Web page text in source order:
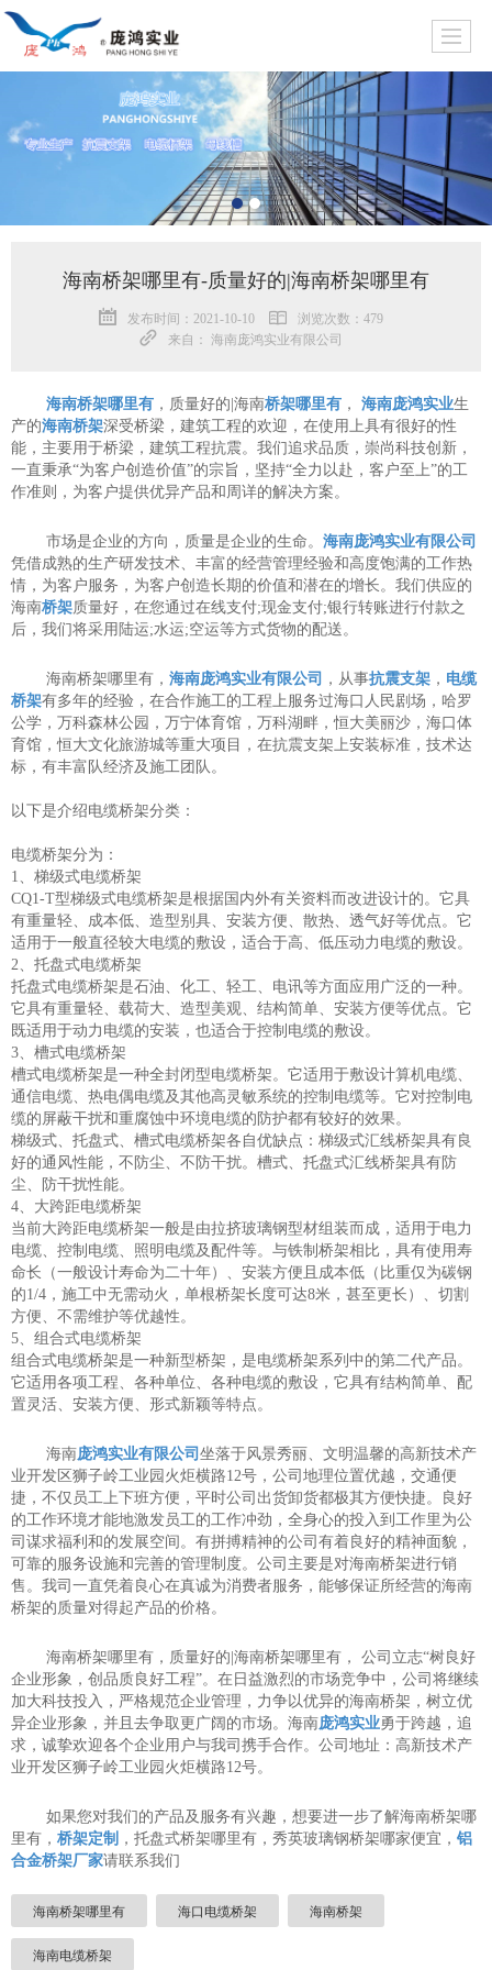
海南桥架哪里有-质量好的|海南桥架哪里有
发布时间：2021-10-10
浏览次数：479
来自： 海南庞鸿实业有限公司
海南桥架哪里有 ，质量好的|海南桥架哪里有 ， 海南庞鸿实业生
产的海南桥架深受桥梁，建筑工程的欢迎，在使用上具有很好的性
能，主要用于桥梁，建筑工程抗震。我们追求品质，崇尚科技创新，
一直秉承“为客户创造价值”的宗旨，坚持“全力以赴，客户至上”的工
作准则，为客户提供优异产品和周详的解决方案。
市场是企业的方向，质量是企业的生命。 海南庞鸿实业有限公司
凭借成熟的生产研发技术、丰富的经营管理经验和高度饱满的工作热
情，为客户服务，为客户创造长期的价值和潜在的增长。我们供应的
海南桥架质量好，在您通过在线支付;现金支付;银行转账进行付款之
后，我们将采用陆运;水运;空运等方式货物的配送。
海南桥架哪里有， 海南庞鸿实业有限公司 ，从事抗震支架 ， 电缆
桥架有多年的经验，在合作施工的工程上服务过海口人民剧场，哈罗
公学，万科森林公园，万宁体育馆，万科湖畔，恒大美丽沙，海口体
育馆，恒大文化旅游城等重大项目，在抗震支架上安装标准，技术达
标，有丰富队经济及施工团队。
以下是介绍电缆桥架分类：
电缆桥架分为：
1、梯级式电缆桥架
CQ1-T型梯级式电缆桥架是根据国内外有关资料而改进设计的。它具
有重量轻、成本低、造型别具、安装方便、散热、透气好等优点。它
适用于一般直径较大电缆的敷设，适合于高、低压动力电缆的敷设。
2、托盘式电缆桥架
托盘式电缆桥架是石油、化工、轻工、电讯等方面应用广泛的一种。
它具有重量轻、载荷大、造型美观、结构简单、安装方便等优点。它
既适用于动力电缆的安装，也适合于控制电缆的敷设。
3、槽式电缆桥架
槽式电缆桥架是一种全封闭型电缆桥架。它适用于敷设计算机电缆、
通信电缆、热电偶电缆及其他高灵敏系统的控制电缆等。它对控制电
缆的屏蔽干扰和重腐蚀中环境电缆的防护都有较好的效果。
梯级式、托盘式、槽式电缆桥架各自优缺点：梯级式汇线桥架具有良
好的通风性能，不防尘、不防干扰。槽式、托盘式汇线桥架具有防
尘、防干扰性能。
4、大跨距电缆桥架
当前大跨距电缆桥架一般是由拉挤玻璃钢型材组装而成，适用于电力
电缆、控制电缆、照明电缆及配件等。与铁制桥架相比，具有使用寿
命长（一般设计寿命为二十年）、安装方便且成本低（比重仅为碳钢
的1/4，施工中无需动火，单根桥架长度可达8米，甚至更长）、切割
方便、不需维护等优越性。
5、组合式电缆桥架
组合式电缆桥架是一种新型桥架，是电缆桥架系列中的第二代产品。
它适用各项工程、各种单位、各种电缆的敷设，它具有结构简单、配
置灵活、安装方便、形式新颖等特点。
海南庞鸿实业有限公司 坐落于风景秀丽、文明温馨的高新技术产
业开发区狮子岭工业园火炬横路12号，公司地理位置优越，交通便
捷，不仅员工上下班方便，平时公司出货卸货都极其方便快捷。良好
的工作环境才能地激发员工的工作冲劲，全身心的投入到工作里为公
司谋求福利和的发展空间。有拼搏精神的公司有着良好的精神面貌，
可靠的服务设施和完善的管理制度。公司主要是对海南桥架进行销
售。我司一直凭着良心在真诚为消费者服务，能够保证所经营的海南
桥架的质量对得起产品的价格。
海南桥架哪里有，质量好的|海南桥架哪里有， 公司立志“树良好
企业形象，创品质良好工程”。在日益激烈的市场竞争中，公司将继续
加大科技投入，严格规范企业管理，力争以优异的海南桥架，树立优
异企业形象，并且去争取更广阔的市场。海南庞鸿实业勇于跨越，追
求，诚挚欢迎各个企业用户与我司携手合作。公司地址：高新技术产
业开发区狮子岭工业园火炬横路12号。
如果您对我们的产品及服务有兴趣，想要进一步了解海南桥架哪
里有， 桥架定制 ，托盘式桥架哪里有，秀英玻璃钢桥架哪家便宜， 铝
合金桥架厂家请联系我们
海南桥架哪里有 海口电缆桥架 海南桥架
海南电缆桥架